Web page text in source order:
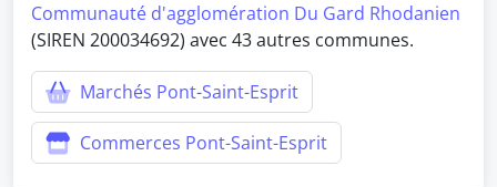
Communauté d'agglomération Du Gard Rhodanien
(SIREN 200034692) avec 43 autres communes.
Marchés Pont-Saint-Esprit
Commerces Pont-Saint-Esprit